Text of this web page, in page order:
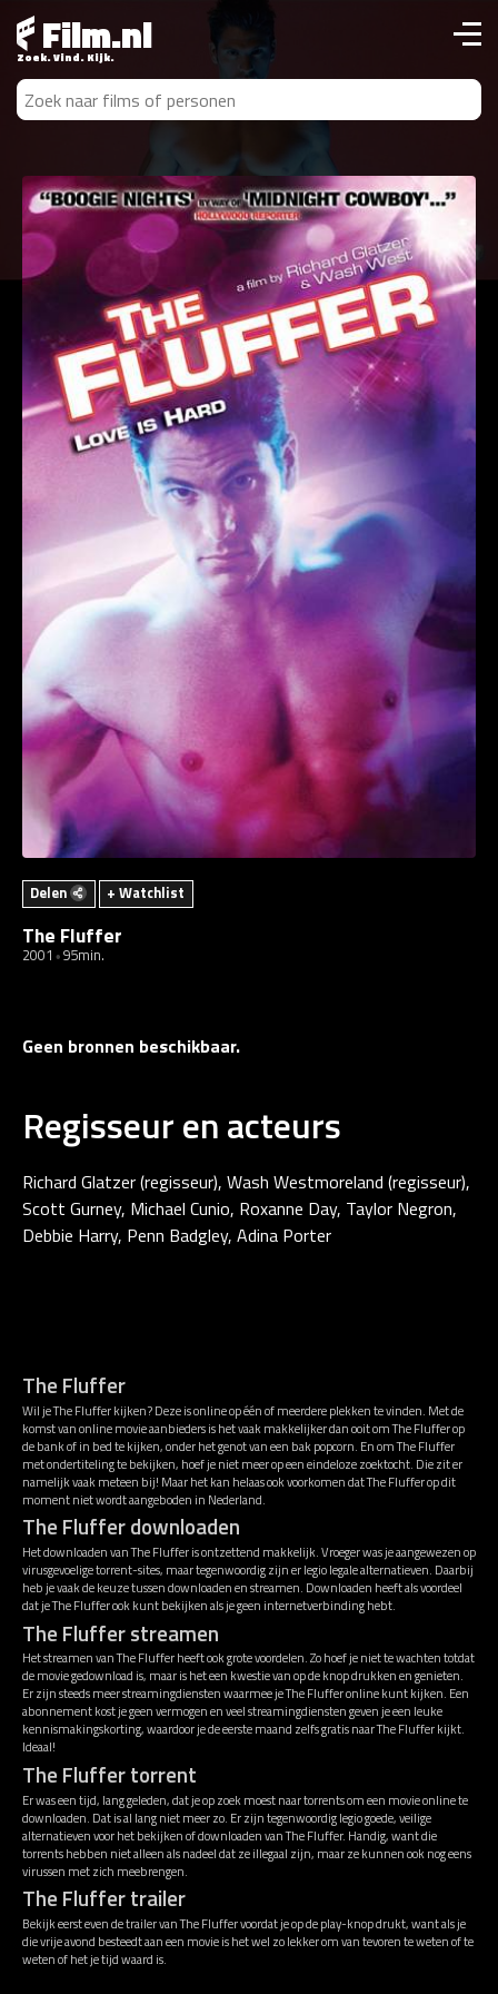
Film.nl
Zoek. Vind. Kijk.
Delen + Watchlist
The Fluffer
2001 95min.
Geen bronnen beschikbaar.
Regisseur en acteurs
Richard Glatzer (regisseur), Wash Westmoreland (regisseur),
Scott Gurney, Michael Cunio, Roxanne Day, Taylor Negron,
Debbie Harry, Penn Badgley, Adina Porter
The Fluffer
Wil je The Fluffer kijken? Deze is online op één of meerdere plekken te vinden. Met de
komst van online movie aanbieders is het vaak makkelijker dan ooit om The Fluffer op
de bank of in bed te kijken, onder het genot van een bak popcorn. En om The Fluffer
met ondertiteling te bekijken, hoef je niet meer op een eindeloze zoektocht. Die zit er
namelijk vaak meteen bij! Maar het kan helaas ook voorkomen dat The Fluffer op dit
moment niet wordt aangeboden in Nederland.
The Fluffer downloaden
Het downloaden van The Fluffer is ontzettend makkelijk. Vroeger was je aangewezen op
virusgevoelige torrent-sites, maar tegenwoordig zijn er legio legale alternatieven. Daarbij
heb je vaak de keuze tussen downloaden en streamen. Downloaden heeft als voordeel
dat je The Fluffer ook kunt bekijken als je geen internetverbinding hebt.
The Fluffer streamen
Het streamen van The Fluffer heeft ook grote voordelen. Zo hoef je niet te wachten totdat
de movie gedownload is, maar is het een kwestie van op de knop drukken en genieten.
Er zijn steeds meer streamingdiensten waarmee je The Fluffer online kunt kijken. Een
abonnement kost je geen vermogen en veel streamingdiensten geven je een leuke
kennismakingskorting, waardoor je de eerste maand zelfs gratis naar The Fluffer kijkt.
Ideaal!
The Fluffer torrent
Er was een tijd, lang geleden, dat je op zoek moest naar torrents om een movie online te
downloaden. Dat is al lang niet meer zo. Er zijn tegenwoordig legio goede, veilige
alternatieven voor het bekijken of downloaden van The Fluffer. Handig, want die
torrents hebben niet alleen als nadeel dat ze illegaal zijn, maar ze kunnen ook nog eens
virussen met zich meebrengen.
The Fluffer trailer
Bekijk eerst even de trailer van The Fluffer voordat je op de play-knop drukt, want als je
die vrije avond besteedt aan een movie is het wel zo lekker om van tevoren te weten of te
weten of het je tijd waard is.